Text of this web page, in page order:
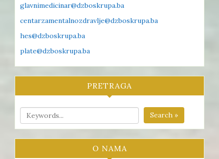
glavnimedicinar@dzboskrupa.ba
centarzamentalnozdravlje@dzboskrupa.ba
hes@dzboskrupa.ba
plate@dzboskrupa.ba
PRETRAGA
Search »
O NAMA